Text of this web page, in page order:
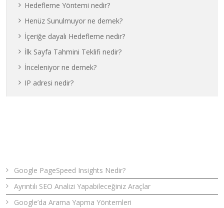
Hedefleme Yöntemi nedir?
Henüz Sunulmuyor ne demek?
İçeriğe dayalı Hedefleme nedir?
İlk Sayfa Tahmini Teklifi nedir?
İnceleniyor ne demek?
IP adresi nedir?
Google PageSpeed Insights Nedir?
Ayrıntılı SEO Analizi Yapabileceğiniz Araçlar
Google’da Arama Yapma Yöntemleri